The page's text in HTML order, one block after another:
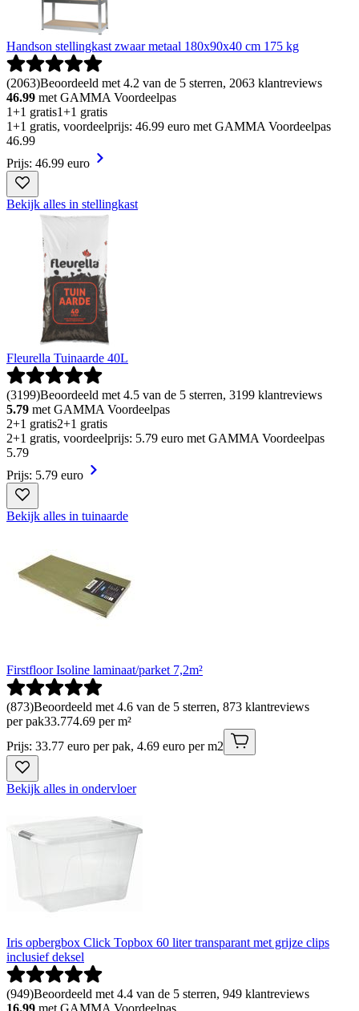
Handson stellingkast zwaar metaal 180x90x40 cm 175 kg
(2063)Beoordeeld met 4.2 van de 5 sterren, 2063 klantreviews
46.99 met GAMMA Voordeelpas
1+1 gratis1+1 gratis
1+1 gratis, voordeelprijs: 46.99 euro met GAMMA Voordeelpas
46.99
Prijs: 46.99 euro
Bekijk alles in stellingkast
Fleurella Tuinaarde 40L
(3199)Beoordeeld met 4.5 van de 5 sterren, 3199 klantreviews
5.79 met GAMMA Voordeelpas
2+1 gratis2+1 gratis
2+1 gratis, voordeelprijs: 5.79 euro met GAMMA Voordeelpas
5.79
Prijs: 5.79 euro
Bekijk alles in tuinaarde
Firstfloor Isoline laminaat/parket 7,2m²
(873)Beoordeeld met 4.6 van de 5 sterren, 873 klantreviews
per pak33.774.69 per m²
Prijs: 33.77 euro per pak, 4.69 euro per m2
Bekijk alles in ondervloer
Iris opbergbox Click Topbox 60 liter transparant met grijze clips
inclusief deksel
(949)Beoordeeld met 4.4 van de 5 sterren, 949 klantreviews